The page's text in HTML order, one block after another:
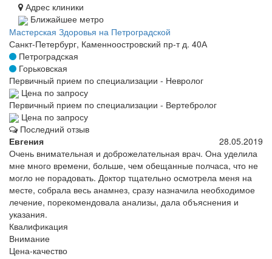
Адрес клиники
Ближайшее метро
Мастерская Здоровья на Петроградской
Санкт-Петербург, Каменноостровский пр-т д. 40А
Петроградская
Горьковская
Первичный прием по специализации - Невролог
Цена по запросу
Первичный прием по специализации - Вертебролог
Цена по запросу
Последний отзыв
Евгения
28.05.2019
Очень внимательная и доброжелательная врач. Она уделила
мне много времени, больше, чем обещанные полчаса, что не
могло не порадовать. Доктор тщательно осмотрела меня на
месте, собрала весь анамнез, сразу назначила необходимое
лечение, порекомендовала анализы, дала объяснения и
указания.
Квалификация
Внимание
Цена-качество